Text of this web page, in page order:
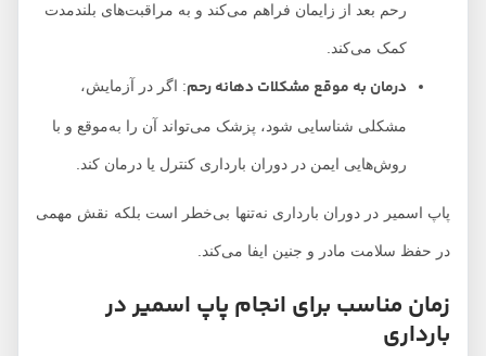
رحم بعد از زایمان فراهم می‌کند و به مراقبت‌های بلندمدت
کمک می‌کند.
درمان به موقع مشکلات دهانه رحم: اگر در آزمایش،
مشکلی شناسایی شود، پزشک می‌تواند آن را به‌موقع و با
روش‌هایی ایمن در دوران بارداری کنترل یا درمان کند.
پاپ اسمیر در دوران بارداری نه‌تنها بی‌خطر است بلکه نقش مهمی
در حفظ سلامت مادر و جنین ایفا می‌کند.
زمان مناسب برای انجام پاپ اسمیر در
بارداری